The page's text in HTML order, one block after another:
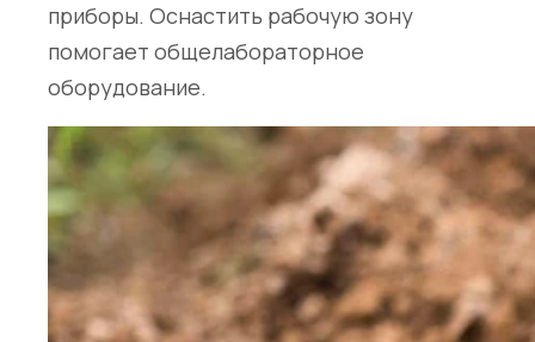
приборы. Оснастить рабочую зону
помогает общелабораторное
оборудование.